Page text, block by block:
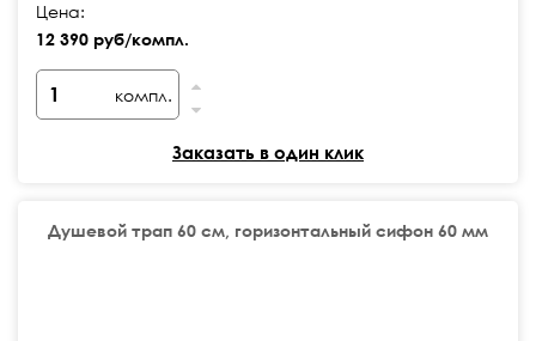
Цена:
12 390 руб/компл.
компл.
Заказать в один клик
Душевой трап 60 см, горизонтальный сифон 60 мм